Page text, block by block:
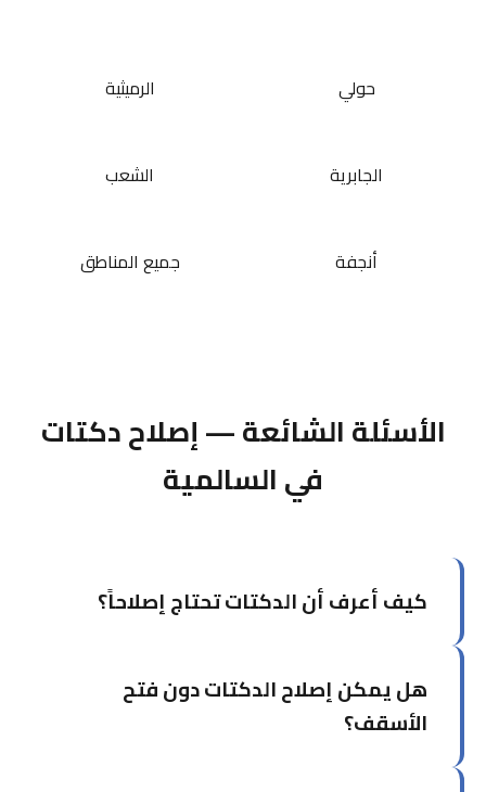
حولي الرميثية
الجابرية الشعب
أنجفة جميع المناطق
الأسئلة الشائعة — إصلاح دكتات
في السالمية
كيف أعرف أن الدكتات تحتاج إصلاحاً؟
فاتورة الكهرباء دون سبب، ظهور أتربة مفرطة، أو
سماع صفير عند تشغيل التكييف.
هل يمكن إصلاح الدكتات دون فتح
الأسقف؟